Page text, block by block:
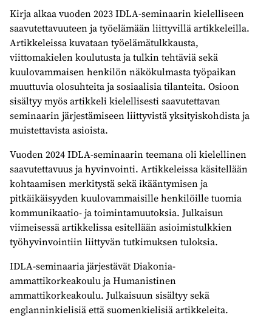
Kirja alkaa vuoden 2023 IDLA-seminaarin kielelliseen
saavutettavuuteen ja työelämään liittyvillä artikkeleilla.
Artikkeleissa kuvataan työelämätulkkausta,
viittomakielen koulutusta ja tulkin tehtäviä sekä
kuulovammaisen henkilön näkökulmasta työpaikan
muuttuvia olosuhteita ja sosiaalisia tilanteita. Osioon
sisältyy myös artikkeli kielellisesti saavutettavan
seminaarin järjestämiseen liittyvistä yksityiskohdista ja
muistettavista asioista.
Vuoden 2024 IDLA-seminaarin teemana oli kielellinen
saavutettavuus ja hyvinvointi. Artikkeleissa käsitellään
kohtaamisen merkitystä sekä ikääntymisen ja
pitkäikäisyyden kuulovammaisille henkilöille tuomia
kommunikaatio- ja toimintamuutoksia. Julkaisun
viimeisessä artikkelissa esitellään asioimistulkkien
työhyvinvointiin liittyvän tutkimuksen tuloksia.
IDLA-seminaaria järjestävät Diakonia-
ammattikorkeakoulu ja Humanistinen
ammattikorkeakoulu. Julkaisuun sisältyy sekä
englanninkielisiä että suomenkielisiä artikkeleita.